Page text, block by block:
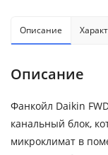
Описание
Описание
Фанкойл Daikin
канальный блок,
микроклимат в